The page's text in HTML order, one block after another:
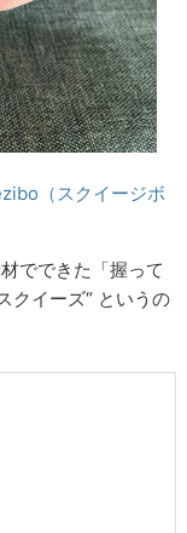
（スクイージボ
でできた「握って
クイーズ“ というの